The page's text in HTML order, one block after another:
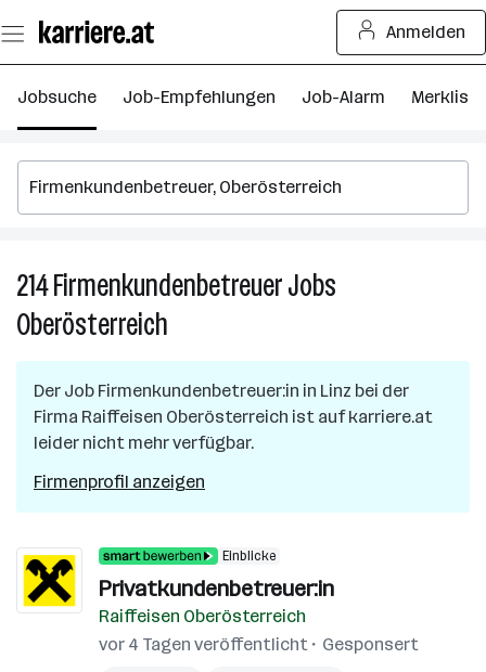
Seiteninhalt
springen
Anmelden
Jobsuche Job-Empfehlungen Job-Alarm Merkliste
214FirmenkundenbetreuerJobs
Oberösterreich
Der Job Firmenkundenbetreuer:in in Linz bei der
Firma Raiffeisen Oberösterreich ist auf karriere.at
leider nicht mehr verfügbar.
Firmenprofil anzeigen
Einblicke
Privatkundenbetreuer:in
Raiffeisen Oberösterreich
vor 4 Tagen veröffentlicht
Gesponsert